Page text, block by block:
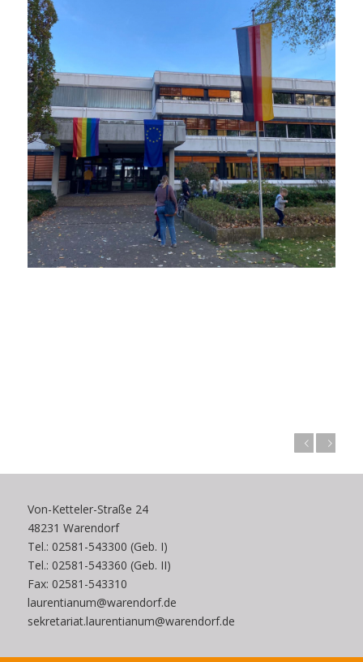
Von-Ketteler-Straße 24
48231 Warendorf
Tel.: 02581-543300 (Geb. I)
Tel.: 02581-543360 (Geb. II)
Fax: 02581-543310
laurentianum@warendorf.de
sekretariat.laurentianum@warendorf.de